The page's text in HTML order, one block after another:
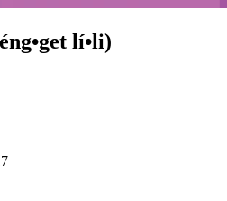
lí•li)